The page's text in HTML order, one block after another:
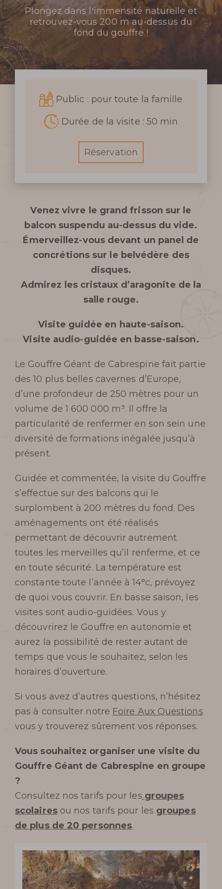
Préparer ma
visite
HORAIRES DU GOUFFRE DE
CABRESPINE
Plongez dans l'immensité naturelle et
retrouvez-vous 200 m au-dessus du
fond du gouffre !
Public : pour toute la famille
Durée de la visite : 50 min
Réservation
Venez vivre le grand frisson sur le
balcon suspendu au-dessus du vide.
Émerveillez-vous devant un panel de
concrétions sur le belvédère des
disques.
Admirez les cristaux d’aragonite de la
salle rouge.
Visite guidée en haute-saison.
Visite audio-guidée en basse-saison.
Le Gouffre Géant de Cabrespine fait partie
des 10 plus belles cavernes d’Europe,
d’une profondeur de 250 mètres pour un
volume de 1 600 000 m³. Il offre la
particularité de renfermer en son sein une
diversité de formations inégalée jusqu’à
présent.
Guidée et commentée, la visite du Gouffre
s’effectue sur des balcons qui le
surplombent à 200 mètres du fond. Des
aménagements ont été réalisés
permettant de découvrir autrement
toutes les merveilles qu’il renferme, et ce
en toute sécurité. La température est
constante toute l’année à 14°c, prévoyez
de quoi vous couvrir. En basse saison, les
visites sont audio-guidées. Vous y
découvrirez le Gouffre en autonomie et
aurez la possibilité de rester autant de
temps que vous le souhaitez, selon les
horaires d’ouverture.
Si vous avez d’autres questions, n’hésitez
pas à consulter notre Foire Aux Questions
vous y trouverez sûrement vos réponses.
Vous souhaitez organiser une visite du
Gouffre Géant de Cabrespine en groupe
?
Consultez nos tarifs pour les groupes
scolairesou nos tarifs pour les groupes
de plus de 20 personnes.